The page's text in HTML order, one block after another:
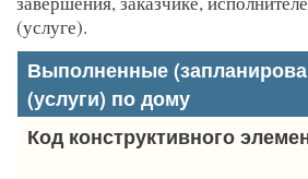
(услуге).
Выполненные
(услуги) по дому
Код конструктивного